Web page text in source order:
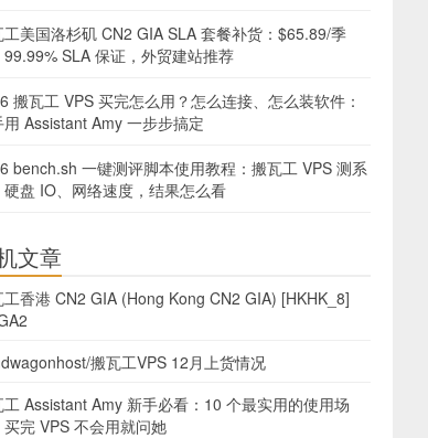
工美国洛杉矶 CN2 GIA SLA 套餐补货：$65.89/季
99.99% SLA 保证，外贸建站推荐
搬瓦工 VPS 买完怎么用？怎么连接、怎么装软件：
用 Assistant Amy 一步步搞定
bench.sh 一键测评脚本使用教程：搬瓦工 VPS 测系
硬盘 IO、网络速度，结果怎么看
文章
工香港 CN2 GIA (Hong Kong CN2 GIA) [HKHK_8]
搬瓦工VPS 12月上货情况
工 Assistant Amy 新手必看：10 个最实用的使用场
买完 VPS 不会用就问她